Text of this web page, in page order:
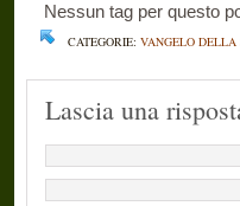
Nessun tag per questo
CATEGORIE: VANGELO
Lascia una